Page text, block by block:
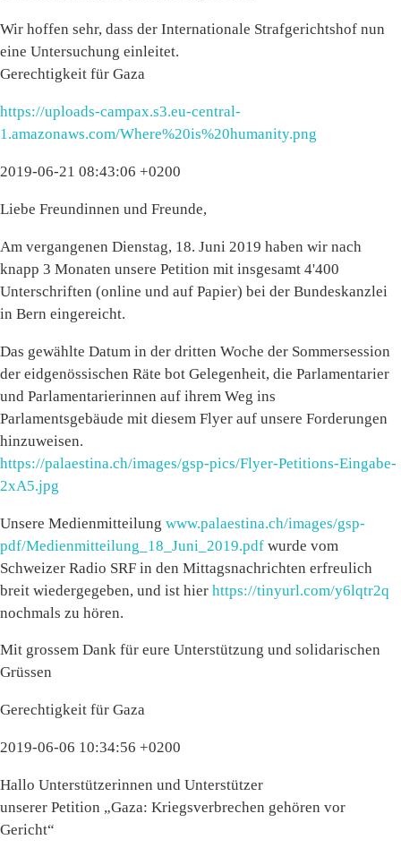
Wir hoffen sehr, dass der Internationale Strafgerichtshof nun
eine Untersuchung einleitet.
Gerechtigkeit für Gaza
https://uploads-campax.s3.eu-central-
1.amazonaws.com/Where%20is%20humanity.png
2019-06-21 08:43:06 +0200
Liebe Freundinnen und Freunde,
Am vergangenen Dienstag, 18. Juni 2019 haben wir nach
knapp 3 Monaten unsere Petition mit insgesamt 4'400
Unterschriften (online und auf Papier) bei der Bundeskanzlei
in Bern eingereicht.
Das gewählte Datum in der dritten Woche der Sommersession
der eidgenössischen Räte bot Gelegenheit, die Parlamentarier
und Parlamentarierinnen auf ihrem Weg ins
Parlamentsgebäude mit diesem Flyer auf unsere Forderungen
hinzuweisen.
https://palaestina.ch/images/gsp-pics/Flyer-Petitions-Eingabe-
2xA5.jpg
Unsere Medienmitteilung www.palaestina.ch/images/gsp-
pdf/Medienmitteilung_18_Juni_2019.pdf wurde vom
Schweizer Radio SRF in den Mittagsnachrichten erfreulich
breit wiedergegeben, und ist hier https://tinyurl.com/y6lqtr2q
nochmals zu hören.
Mit grossem Dank für eure Unterstützung und solidarischen
Grüssen
Gerechtigkeit für Gaza
2019-06-06 10:34:56 +0200
Hallo Unterstützerinnen und Unterstützer
unserer Petition „Gaza: Kriegsverbrechen gehören vor
Gericht“